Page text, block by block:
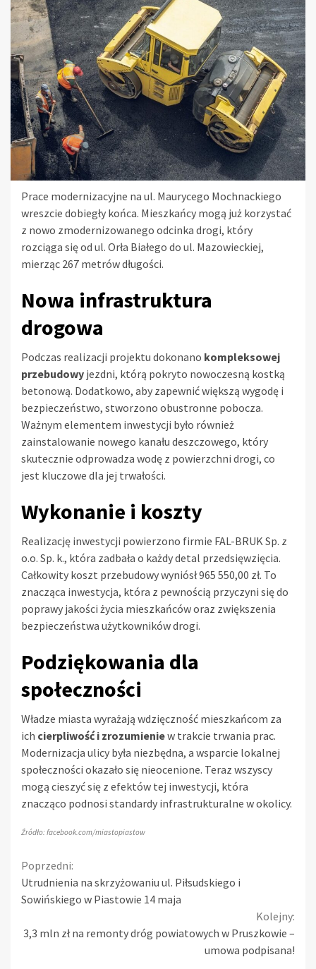
Prace modernizacyjne na ul. Maurycego Mochnackiego
wreszcie dobiegły końca. Mieszkańcy mogą już korzystać
z nowo zmodernizowanego odcinka drogi, który
rozciąga się od ul. Orła Białego do ul. Mazowieckiej,
mierząc 267 metrów długości.
Nowa infrastruktura
drogowa
Podczas realizacji projektu dokonano kompleksowej
przebudowy jezdni, którą pokryto nowoczesną kostką
betonową. Dodatkowo, aby zapewnić większą wygodę i
bezpieczeństwo, stworzono obustronne pobocza.
Ważnym elementem inwestycji było również
zainstalowanie nowego kanału deszczowego, który
skutecznie odprowadza wodę z powierzchni drogi, co
jest kluczowe dla jej trwałości.
Wykonanie i koszty
Realizację inwestycji powierzono firmie FAL-BRUK Sp. z
o.o. Sp. k., która zadbała o każdy detal przedsięwzięcia.
Całkowity koszt przebudowy wyniósł 965 550,00 zł. To
znacząca inwestycja, która z pewnością przyczyni się do
poprawy jakości życia mieszkańców oraz zwiększenia
bezpieczeństwa użytkowników drogi.
Podziękowania dla
społeczności
Władze miasta wyrażają wdzięczność mieszkańcom za
ich cierpliwość i zrozumieniew trakcie trwania prac.
Modernizacja ulicy była niezbędna, a wsparcie lokalnej
społeczności okazało się nieocenione. Teraz wszyscy
mogą cieszyć się z efektów tej inwestycji, która
znacząco podnosi standardy infrastrukturalne w okolicy.
Źródło: facebook.com/miastopiastow
Continue
Reading
Poprzedni:
Utrudnienia na skrzyżowaniu ul. Piłsudskiego i
Sowińskiego w Piastowie 14 maja
Kolejny:
3,3 mln zł na remonty dróg powiatowych w Pruszkowie –
umowa podpisana!